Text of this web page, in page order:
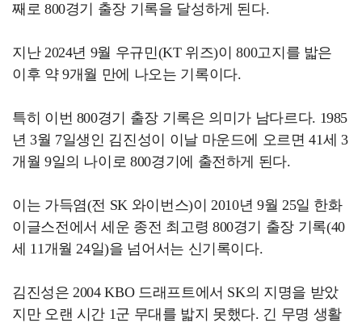
째로 800경기 출장 기록을 달성하게 된다.
지난 2024년 9월 우규민(KT 위즈)이 800고지를 밟은
이후 약 9개월 만에 나오는 기록이다.
특히 이번 800경기 출장 기록은 의미가 남다르다. 1985
년 3월 7일생인 김진성이 이날 마운드에 오르면 41세 3
개월 9일의 나이로 800경기에 출전하게 된다.
이는 가득염(전 SK 와이번스)이 2010년 9월 25일 한화
이글스전에서 세운 종전 최고령 800경기 출장 기록(40
세 11개월 24일)을 넘어서는 신기록이다.
김진성은 2004 KBO 드래프트에서 SK의 지명을 받았
지만 오랜 시간 1군 무대를 밟지 못했다. 긴 무명 생활